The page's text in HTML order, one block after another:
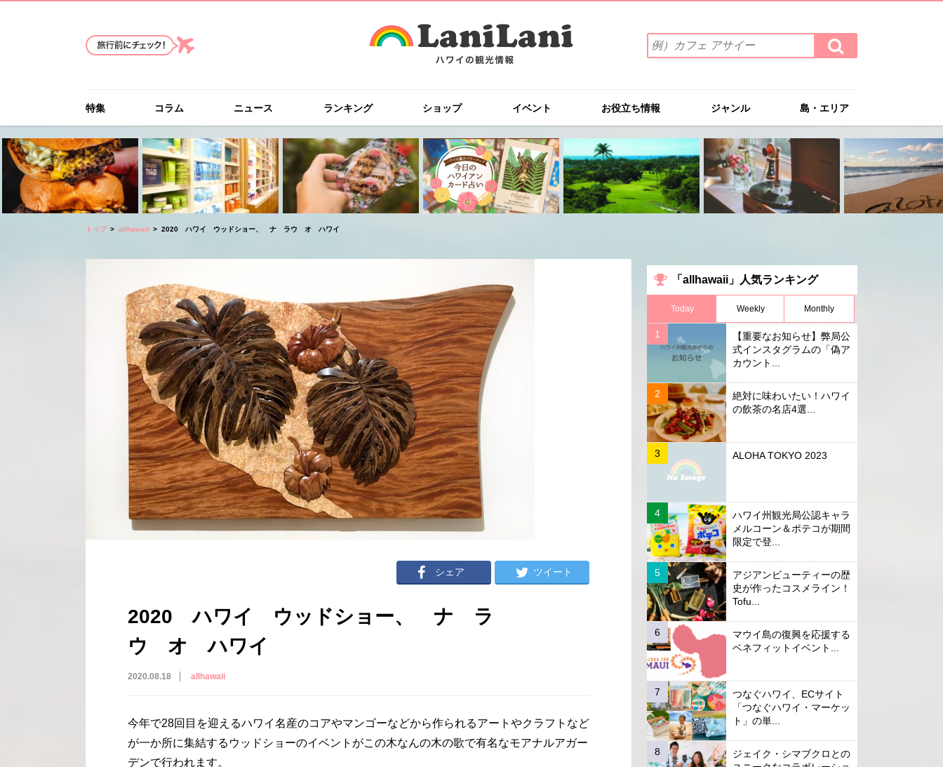
索
ワ
を
入
力
(例）
カ
フ
ェ
イ
ー
検
索
す
特集 コラム ニュース ランキング ショップ イベント お役立ち情報 ジャンル 島・エリア
トップ allhawaii 2020 ハワイ ウッドショー、 ナ ラウ オ ハワイ
シェア ツイート
2020 ハワイ ウッドショー、 ナ ラ
ウ オ ハワイ
2020.08.18 allhawaii
今年で28回目を迎えるハワイ名産のコアやマンゴーなどから作られるアートやクラフトなど
が一か所に集結するウッドショーのイベントがこの木なんの木の歌で有名なモアナルアガー
デンで行われます。
「allhawaii」人気ランキング
Today Weekly Monthly
【重要なお知らせ】弊局公
式インスタグラムの「偽ア
カウント...
絶対に味わいたい！ハワイ
の飲茶の名店4選...
ALOHA TOKYO 2023
ハワイ州観光局公認キャラ
メルコーン＆ポテコが期間
限定で登...
アジアンビューティーの歴
史が作ったコスメライン！
Tofu...
マウイ島の復興を応援する
ベネフィットイベント...
つなぐハワイ、ECサイト
「つなぐハワイ・マーケッ
ト」の単...
ジェイク・シマブクロとの